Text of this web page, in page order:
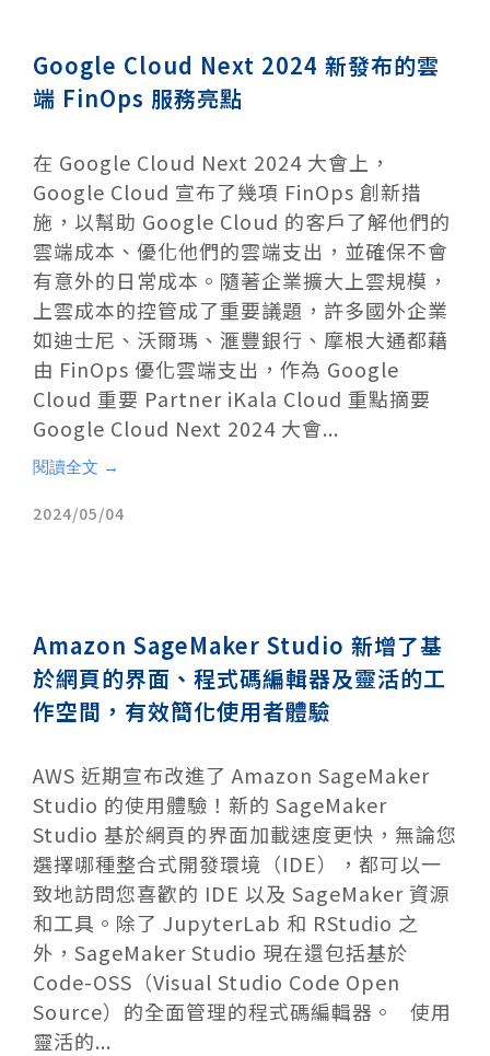
Google Cloud Next 2024 新發布的雲
端 FinOps 服務亮點
在 Google Cloud Next 2024 大會上，
Google Cloud 宣布了幾項 FinOps 創新措
施，以幫助 Google Cloud 的客戶了解他們的
雲端成本、優化他們的雲端支出，並確保不會
有意外的日常成本。隨著企業擴大上雲規模，
上雲成本的控管成了重要議題，許多國外企業
如迪士尼、沃爾瑪、滙豐銀行、摩根大通都藉
由 FinOps 優化雲端支出，作為 Google
Cloud 重要 Partner iKala Cloud 重點摘要
Google Cloud Next 2024 大會...
閱讀全文 →
2024/05/04
Amazon SageMaker Studio 新增了基
於網頁的界面、程式碼編輯器及靈活的工
作空間，有效簡化使用者體驗
AWS 近期宣布改進了 Amazon SageMaker
Studio 的使用體驗！新的 SageMaker
Studio 基於網頁的界面加載速度更快，無論您
選擇哪種整合式開發環境（IDE），都可以一
致地訪問您喜歡的 IDE 以及 SageMaker 資源
和工具。除了 JupyterLab 和 RStudio 之
外，SageMaker Studio 現在還包括基於
Code-OSS（Visual Studio Code Open
Source）的全面管理的程式碼編輯器。 使用
靈活的...